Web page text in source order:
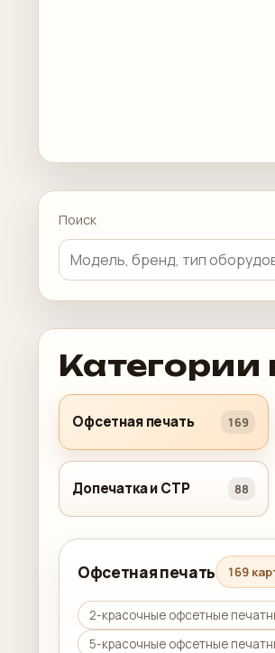
Поиск
Офсетная печать 169
Допечатка и CTP 88
Офсетная печать 169
2-красочные офсетные
5-красочные офсетные